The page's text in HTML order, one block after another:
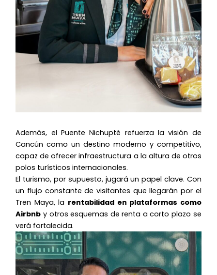
Además, el Puente Nichupté refuerza la visión de
Cancún como un destino moderno y competitivo,
capaz de ofrecer infraestructura a la altura de otros
polos turísticos internacionales.
El turismo, por supuesto, jugará un papel clave. Con
un flujo constante de visitantes que llegarán por el
Tren Maya, la rentabilidad en plataformas como
Airbnb y otros esquemas de renta a corto plazo se
verá fortalecida.